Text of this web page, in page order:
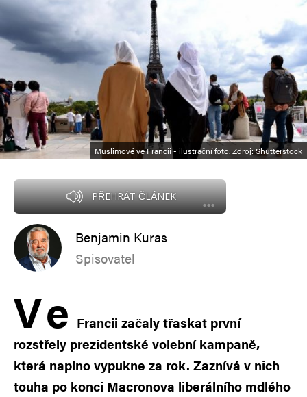
Muslimové ve Francii - ilustrační foto. Zdroj: Shutterstock
PŘEHRÁT ČLÁNEK
Benjamin Kuras
Spisovatel
Ve Francii začaly třaskat první
rozstřely prezidentské volební kampaně,
která naplno vypukne za rok. Zaznívá v nich
touha po konci Macronova liberálního mdlého